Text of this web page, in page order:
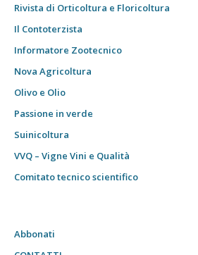
Rivista di Orticoltura e Floricoltura
Il Contoterzista
Informatore Zootecnico
Nova Agricoltura
Olivo e Olio
Passione in verde
Suinicoltura
VVQ – Vigne Vini e Qualità
Comitato tecnico scientifico
Abbonati